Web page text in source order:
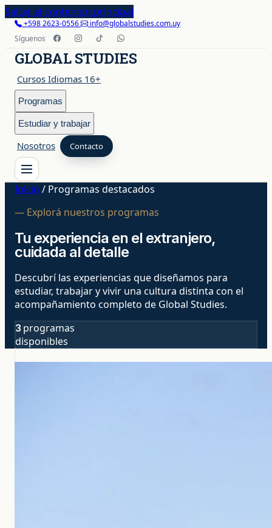
Saltar al contenido principal
+598 2623-0556
info@globalstudies.com.uy
Síguenos
GLOBAL STUDIES
Cursos Idiomas 16+
Programas
Estudiar y trabajar
Nosotros Contacto
Cursos Idiomas 16+
Programas
Inicio / Programas destacados
— Explorá nuestros programas
Tu experiencia en el extranjero,
cuidada al detalle
Descubrí las experiencias que diseñamos para
estudiar, trabajar y vivir una cultura distinta con el
acompañamiento completo de Global Studies.
3 programas
disponibles